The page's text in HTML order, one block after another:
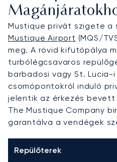
Mustique privát szigete a
Mustique Airport (MQS/
meg. A rövid kifutópálya
turbólégcsavaros
barbadosi vagy St. Lucia-
csomópontokról induló
jelentik az érkezés
The Mustique Company
garantálva a vendégek
Repülőterek